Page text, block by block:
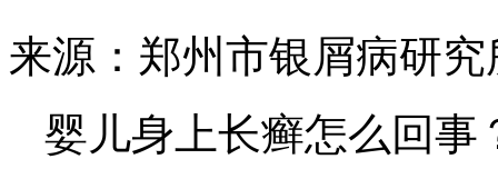
来源：郑州市银屑病研
婴儿身上长癣怎么回事